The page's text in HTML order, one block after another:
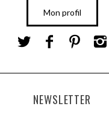
Mon profil
NEWSLETTER